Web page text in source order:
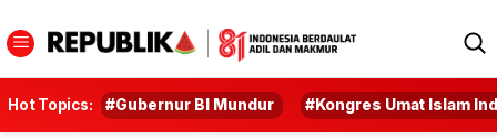
Hot Topics: #Gubernur BI Mundur #Kongres Umat Islam